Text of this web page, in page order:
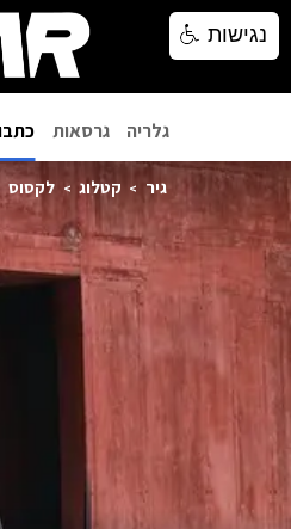
גלריה גרסאות
גיר קטלוג לקסוס
נגישות
נגישות